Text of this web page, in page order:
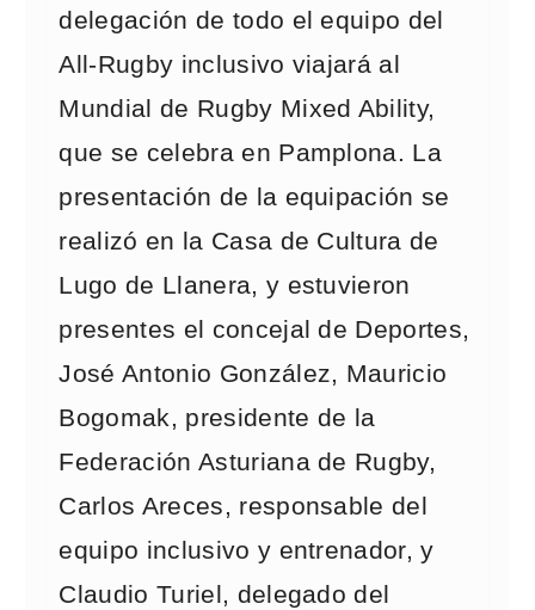
delegación de todo el equipo del
All-Rugby inclusivo viajará al
Mundial de Rugby Mixed Ability,
que se celebra en Pamplona. La
presentación de la equipación se
realizó en la Casa de Cultura de
Lugo de Llanera, y estuvieron
presentes el concejal de Deportes,
José Antonio González, Mauricio
Bogomak, presidente de la
Federación Asturiana de Rugby,
Carlos Areces, responsable del
equipo inclusivo y entrenador, y
Claudio Turiel, delegado del